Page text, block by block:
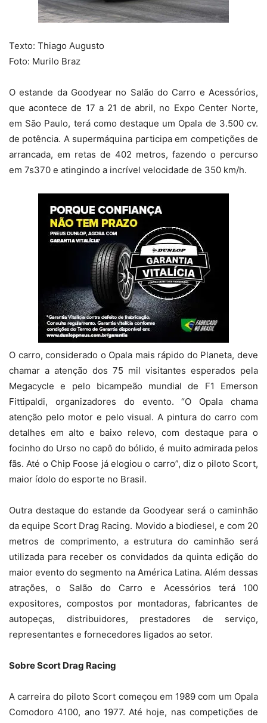
Texto: Thiago Augusto
Foto: Murilo Braz
O estande da Goodyear no Salão do Carro e Acessórios,
que acontece de 17 a 21 de abril, no Expo Center Norte,
em São Paulo, terá como destaque um Opala de 3.500 cv.
de potência. A supermáquina participa em competições de
arrancada, em retas de 402 metros, fazendo o percurso
em 7s370 e atingindo a incrível velocidade de 350 km/h.
O carro, considerado o Opala mais rápido do Planeta, deve
chamar a atenção dos 75 mil visitantes esperados pela
Megacycle e pelo bicampeão mundial de F1 Emerson
Fittipaldi, organizadores do evento. “O Opala chama
atenção pelo motor e pelo visual. A pintura do carro com
detalhes em alto e baixo relevo, com destaque para o
focinho do Urso no capô do bólido, é muito admirada pelos
fãs. Até o Chip Foose já elogiou o carro”, diz o piloto Scort,
maior ídolo do esporte no Brasil.
Outra destaque do estande da Goodyear será o caminhão
da equipe Scort Drag Racing. Movido a biodiesel, e com 20
metros de comprimento, a estrutura do caminhão será
utilizada para receber os convidados da quinta edição do
maior evento do segmento na América Latina. Além dessas
atrações, o Salão do Carro e Acessórios terá 100
expositores, compostos por montadoras, fabricantes de
autopeças, distribuidores, prestadores de serviço,
representantes e fornecedores ligados ao setor.
Sobre Scort Drag Racing
A carreira do piloto Scort começou em 1989 com um Opala
Comodoro 4100, ano 1977. Até hoje, nas competições de